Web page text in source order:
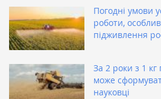
Погодні умови
роботи,
підживлення
За 2 роки з 1
може
науковці